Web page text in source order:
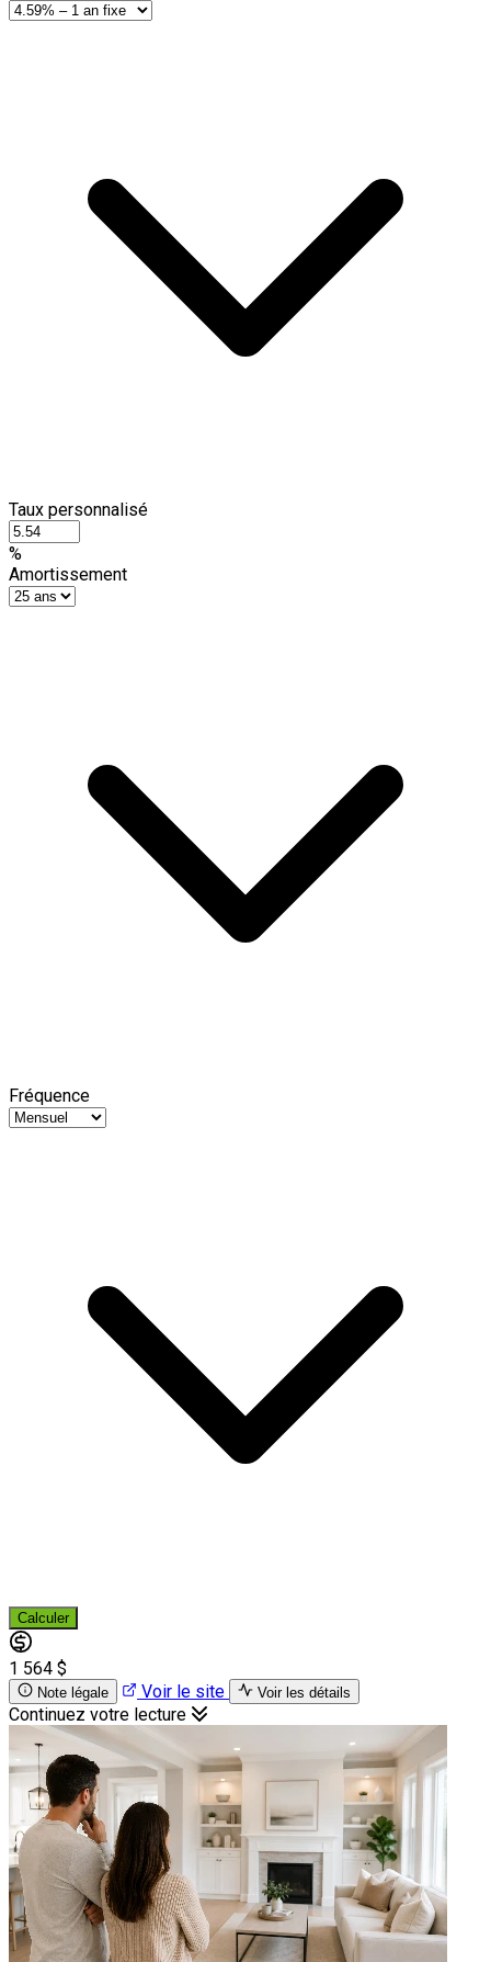
Taux personnalisé
%
Amortissement
Fréquence
Calculer
1 564 $
Note légale Voir le site Voir les détails
Continuez votre lecture